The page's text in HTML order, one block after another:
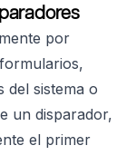
por
del sistema o
un disparador,
el primer